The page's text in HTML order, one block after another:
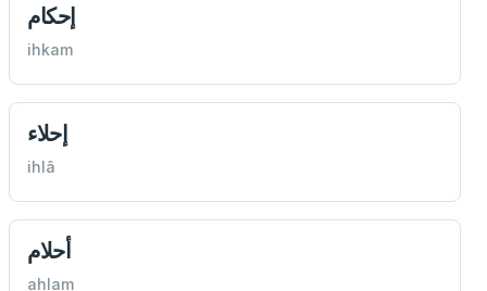
إحكام
ihkam
إحلاء
ihlâ
أحلام
ahlam